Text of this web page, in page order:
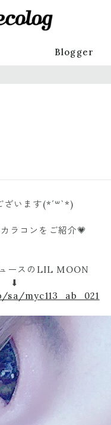
Blogger
ざいます(*´꒳`*)
ラコンをご紹介💗
ースのLIL MOON
⬇︎
myc113_ab_021